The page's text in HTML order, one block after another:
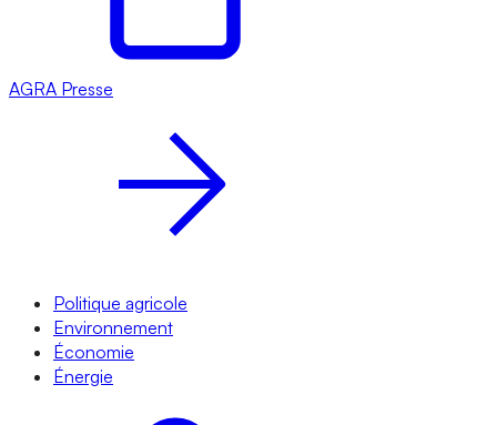
AGRA Presse
Politique agricole
Environnement
Économie
Énergie